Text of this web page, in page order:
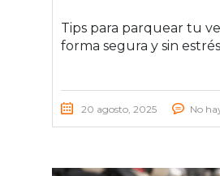
Tips para parquear tu
forma segura y sin estrés
20 agosto, 2025 No